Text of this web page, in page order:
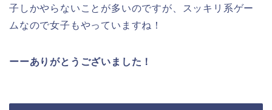
子しかやらないことが多いのですが、スッキリ系ゲー
ムなので女子もやっていますね！
ーーありがとうございました！